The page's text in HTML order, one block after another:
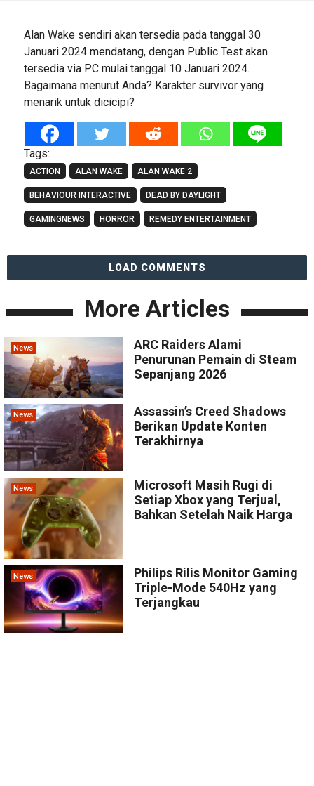
Alan Wake sendiri akan tersedia pada tanggal 30
Januari 2024 mendatang, dengan Public Test akan
tersedia via PC mulai tanggal 10 Januari 2024.
Bagaimana menurut Anda? Karakter survivor yang
menarik untuk dicicipi?
Tags:
ACTION ALAN WAKE ALAN WAKE 2
BEHAVIOUR INTERACTIVE DEAD BY DAYLIGHT
GAMINGNEWS HORROR REMEDY ENTERTAINMENT
LOAD COMMENTS
More Articles
News
ARC Raiders Alami
Penurunan Pemain di Steam
Sepanjang 2026
News
Assassin’s Creed Shadows
Berikan Update Konten
Terakhirnya
News
Microsoft Masih Rugi di
Setiap Xbox yang Terjual,
Bahkan Setelah Naik Harga
News
Philips Rilis Monitor Gaming
Triple-Mode 540Hz yang
Terjangkau